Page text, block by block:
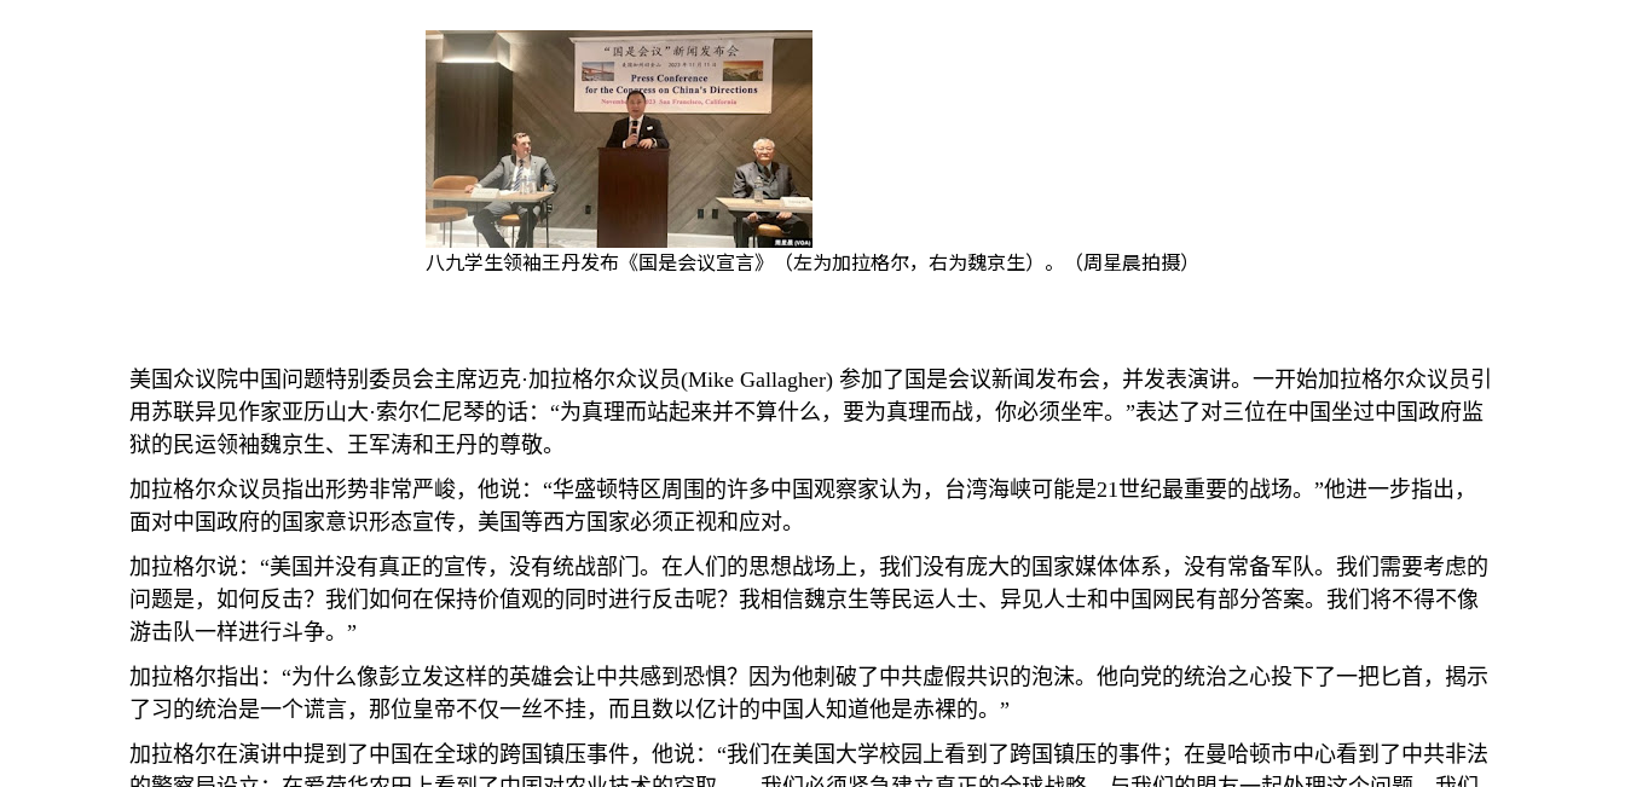
八九学生领袖王丹发布《国是会议宣言》（左为加拉格尔，右为魏京生）。（周星晨拍摄）
美国众议院中国问题特别委员会主席迈克·加拉格尔众议员(Mike Gallagher) 参加了国是会议新闻发布会，并发表演讲。一开始加拉格尔众议员引
用苏联异见作家亚历山大·索尔仁尼琴的话：“为真理而站起来并不算什么，要为真理而战，你必须坐牢。”表达了对三位在中国坐过中国政府监
狱的民运领袖魏京生、王军涛和王丹的尊敬。
加拉格尔众议员指出形势非常严峻，他说：“华盛顿特区周围的许多中国观察家认为，台湾海峡可能是21世纪最重要的战场。”他进一步指出，
面对中国政府的国家意识形态宣传，美国等西方国家必须正视和应对。
加拉格尔说：“美国并没有真正的宣传，没有统战部门。在人们的思想战场上，我们没有庞大的国家媒体体系，没有常备军队。我们需要考虑的
问题是，如何反击？我们如何在保持价值观的同时进行反击呢？我相信魏京生等民运人士、异见人士和中国网民有部分答案。我们将不得不像
游击队一样进行斗争。”
加拉格尔指出：“为什么像彭立发这样的英雄会让中共感到恐惧？因为他刺破了中共虚假共识的泡沫。他向党的统治之心投下了一把匕首，揭示
了习的统治是一个谎言，那位皇帝不仅一丝不挂，而且数以亿计的中国人知道他是赤裸的。”
加拉格尔在演讲中提到了中国在全球的跨国镇压事件，他说：“我们在美国大学校园上看到了跨国镇压的事件；在曼哈顿市中心看到了中共非法